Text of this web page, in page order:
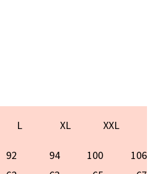
L XL
XXL
92 94 100
106